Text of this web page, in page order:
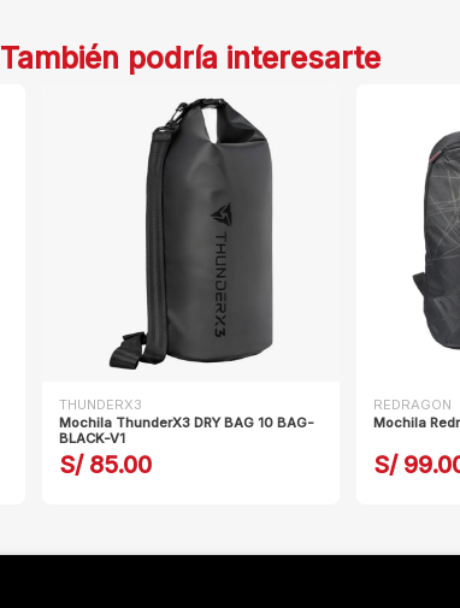
También podría interesarte
THUNDERX3
Mochila ThunderX3 DRY BAG 10 BAG-
BLACK-V1
S/ 85.00
REDRAGON
Mochila
S/